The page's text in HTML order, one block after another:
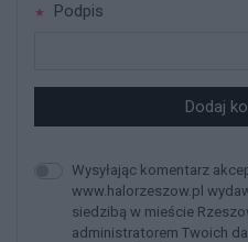
Podpis
Dodaj
Wysyłając komentarz
www.halorzeszow.pl
siedzibą w mieście
administratorem Twoich